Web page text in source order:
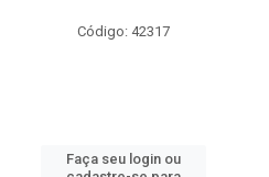
Código: 42317
Faça seu login ou